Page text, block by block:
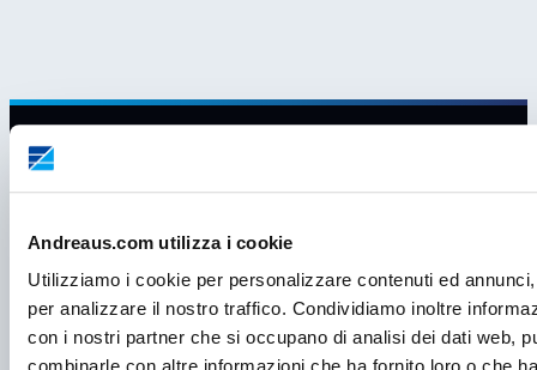
Andreaus.com utilizza i cookie
Utilizziamo i cookie per personalizzare contenuti ed
per analizzare il nostro traffico. Condividiamo inoltre
con i nostri partner che si occupano di analisi dei dati web,